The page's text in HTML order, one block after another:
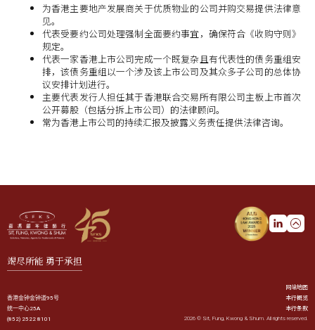
为香港主要地产发展商关于优质物业的公司并购交易提供法律意
见。
代表受要约公司处理强制全面要约事宜，确保符合《收购守则》
规定。
代表一家香港上市公司完成一个既复杂且有代表性的债务重组安
排，该债务重组以一个涉及该上市公司及其众多子公司的总体协
议安排计划进行。
主要代表发行人担任其于香港联合交易所有限公司主板上市首次
公开募股（包括分拆上市公司）的法律顾问。
常为香港上市公司的持续汇报及披露义务责任提供法律咨询。
竭尽所能 勇于承担
香港金钟金钟道95号
统一中心25A
(852) 2522 8101
网站地图
本行概览
本行条款
2026 © Sit, Fung, Kwong & Shum. All rights reserved.